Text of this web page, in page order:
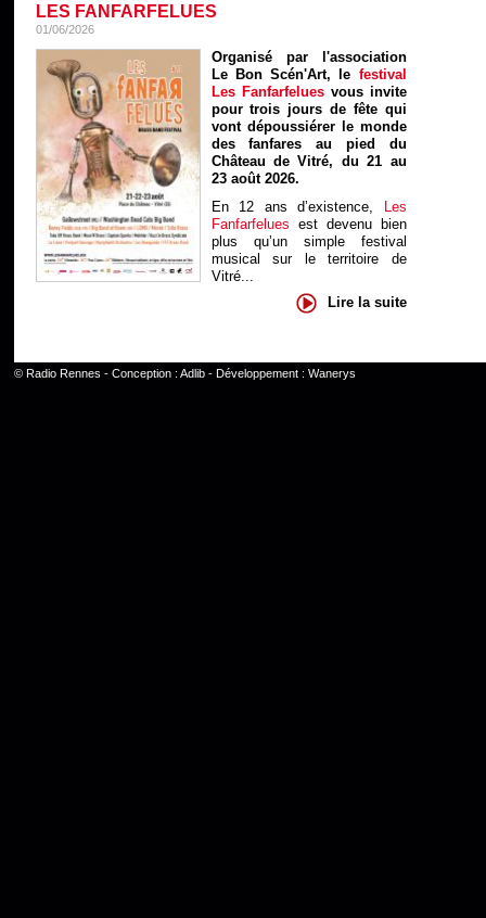
LES FANFARFELUES
01/06/2026
Organisé par l'association
Le Bon Scén'Art, le festival
Les Fanfarfelues vous invite
pour trois jours de fête qui
vont dépoussiérer le monde
des fanfares au pied du
Château de Vitré, du 21 au
23 août 2026.
En 12 ans d’existence, Les
Fanfarfelues est devenu bien
plus qu’un simple festival
musical sur le territoire de
Vitré...
Lire la suite
© Radio Rennes - Conception : Adlib- Développement : Wanerys